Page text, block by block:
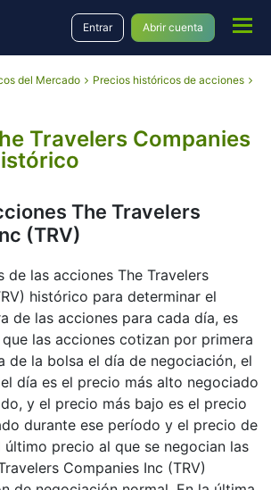
Entrar Abrir cuenta
del Mercado
Precios históricos de acciones
Travelers Companies
The Travelers
(TRV)
de las acciones The Travelers
histórico para determinar el
de las acciones para cada día, es
las acciones cotizan por primera
de la bolsa el día de negociación, el
día es el precio más alto negociado
y el precio más bajo es el precio
durante ese período y el precio de
último precio al que se negocian las
Companies Inc (TRV)